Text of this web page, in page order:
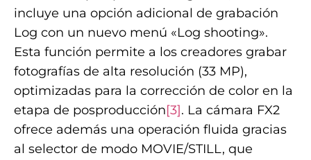
incluye una opción adicional de grabación
Log con un nuevo menú «Log shooting».
Esta función permite a los creadores grabar
fotografías de alta resolución (33 MP),
optimizadas para la corrección de color en la
etapa de posproducción[3]. La cámara FX2
ofrece además una operación fluida gracias
al selector de modo MOVIE/STILL, que